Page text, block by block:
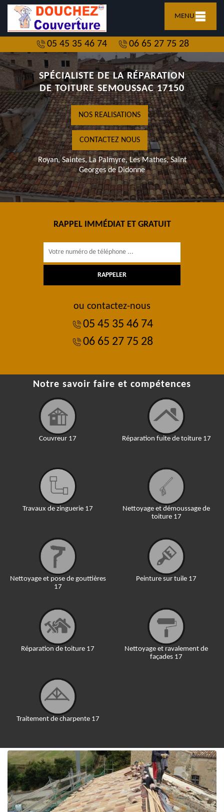
MENU
05 45 35 46 74 06 65 27 75 28
SPÉCIALISTE DE LA RÉPARATION
DE TOITURE SEMOUSSAC 17150
NOS REALISATIONS
CONTACTEZ NOUS
Royan, Saintes, La Palmyre, Les Mathes, Saint
Georges de Didonne
RAPPEL IMMÉDIAT ET GRATUIT
ou contactez-nous
05 45 35 46 74
06 65 27 75 28
Notre savoir faire et compétences
Couvreur 17
Travaux de zinguerie 17
Nettoyage et pose de gouttières
17
Réparation de toiture 17
Traitement de charpente 17
Réparation fuite de toiture 17
Nettoyage et démoussage de
toiture 17
Peinture sur tuile 17
Nettoyage et ravalement de
façades 17